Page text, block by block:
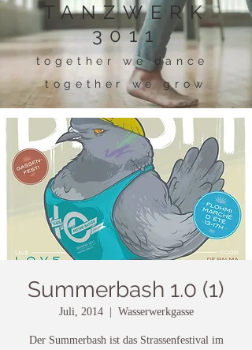
TANZWERK
3011
together we dance
together we grow
Summerbash 1.0 (1)
Juli, 2014
  |
Wasserwerkgasse
Der Summerbash ist das Strassenfestival im